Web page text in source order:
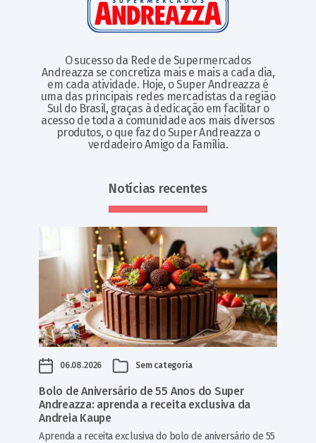
O sucesso da Rede de Supermercados
Andreazza se concretiza mais e mais a cada dia,
em cada atividade. Hoje, o Super Andreazza é
uma das principais redes mercadistas da região
Sul do Brasil, graças à dedicação em facilitar o
acesso de toda a comunidade aos mais diversos
produtos, o que faz do Super Andreazza o
verdadeiro Amigo da Família.
Notícias recentes
06.08.2026 Sem categoria
Bolo de Aniversário de 55 Anos do Super
Andreazza: aprenda a receita exclusiva da
Andreia Kaupe
Aprenda a receita exclusiva do bolo de aniversário de 55